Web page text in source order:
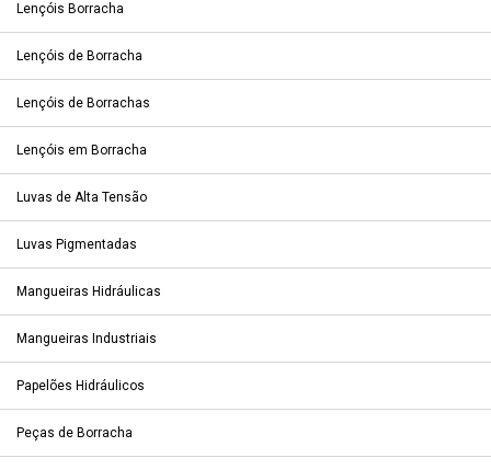
Lençóis Borracha
Lençóis de Borracha
Lençóis de Borrachas
Lençóis em Borracha
Luvas de Alta Tensão
Luvas Pigmentadas
Mangueiras Hidráulicas
Mangueiras Industriais
Papelões Hidráulicos
Peças de Borracha